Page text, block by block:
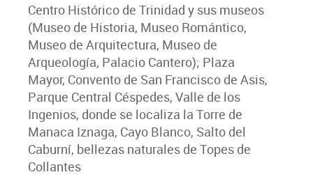
Centro Histórico de Trinidad y sus museos
(Museo de Historia, Museo Romántico,
Museo de Arquitectura, Museo de
Arqueología, Palacio Cantero); Plaza
Mayor, Convento de San Francisco de Asis,
Parque Central Céspedes, Valle de los
Ingenios, donde se localiza la Torre de
Manaca Iznaga, Cayo Blanco, Salto del
Caburní, bellezas naturales de Topes de
Collantes